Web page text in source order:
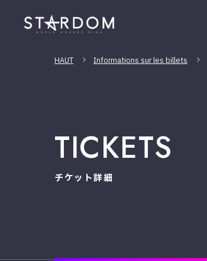
HAUT Informations sur les billets
TICKETS
チケット詳細